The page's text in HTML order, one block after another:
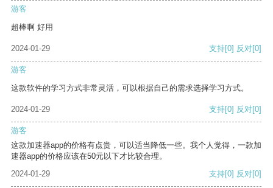
游客
超棒啊 好用
2024-01-29 支持[0] 反对[0]
游客
这款软件的学习方式非常灵活，可以根据自己的需求选择学习方式。
2024-01-29 支持[0] 反对[0]
游客
这款加速器app的价格有点贵，可以适当降低一些。我个人觉得，一款加
速器app的价格应该在50元以下才比较合理。
2024-01-29
支持[0] 反对[0]